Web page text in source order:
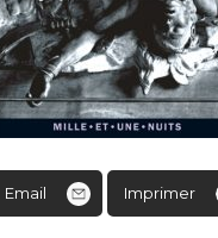
Email Imprimer